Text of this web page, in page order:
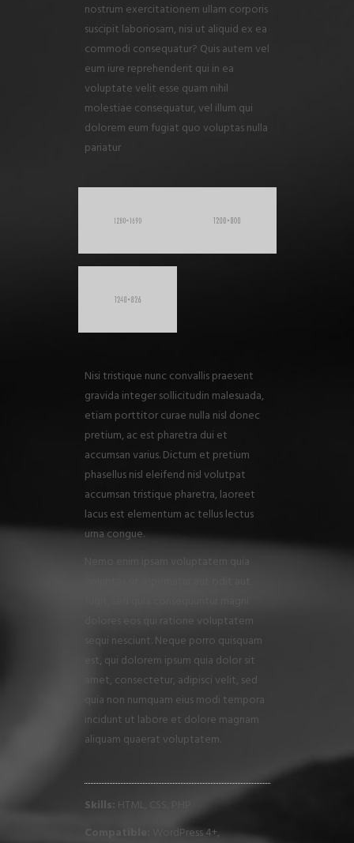
nostrum exercitationem ullam corporis
suscipit laboriosam, nisi ut aliquid ex ea
commodi consequatur? Quis autem vel
eum iure reprehenderit qui in ea
voluptate velit esse quam nihil
molestiae consequatur, vel illum qui
dolorem eum fugiat quo voluptas nulla
pariatur
Nisi tristique nunc convallis praesent
gravida integer sollicitudin malesuada,
etiam porttitor curae nulla nisl donec
pretium, ac est pharetra dui et
accumsan varius. Dictum et pretium
phasellus nisl eleifend nisl volutpat
accumsan tristique pharetra, laoreet
lacus est elementum ac tellus lectus
urna congue.
Nemo enim ipsam voluptatem quia
dolores eos qui ratione voluptatem
sequi nesciunt. Neque porro quisquam
est, qui dolorem ipsum quia dolor sit
amet, consectetur, adipisci velit, sed
quia non numquam eius modi tempora
incidunt ut labore et dolore magnam
aliquam quaerat voluptatem.
Skills: HTML, CSS, PHP
WordPress 4+,